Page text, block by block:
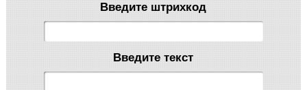
Введите штрихкод
Введите текст